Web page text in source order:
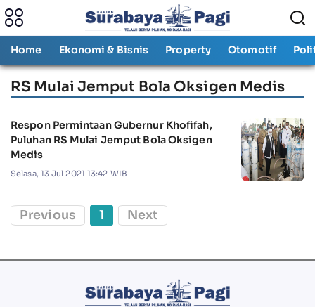
Home Ekonomi & Bisnis Property Otomotif
RS Mulai Jemput Bola Oksigen Medis
Respon Permintaan Gubernur Khofifah,
Puluhan RS Mulai Jemput Bola Oksigen
Medis
Selasa, 13 Jul 2021 13:42 WIB
Previous 1 Next